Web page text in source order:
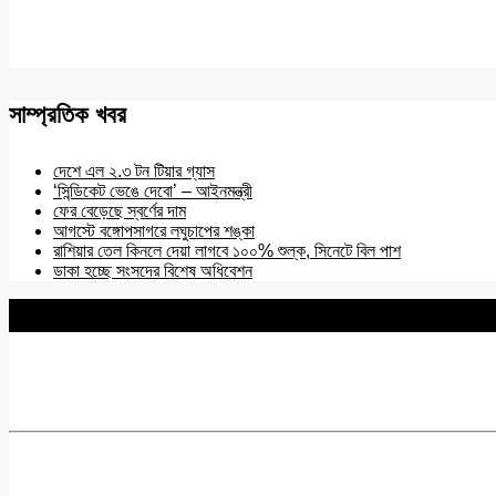
সাম্প্রতিক খবর
দেশে এল ২.৩ টন টিয়ার গ্যাস
‘সিন্ডিকেট ভেঙে দেবো’ – আইনমন্ত্রী
ফের বেড়েছে স্বর্ণের দাম
আগস্টে বঙ্গোপসাগরে লঘুচাপের শঙ্কা
রাশিয়ার তেল কিনলে দেয়া লাগবে ১০০% শুল্ক, সিনেটে বিল পাশ
ডাকা হচ্ছে সংসদের বিশেষ অধিবেশন